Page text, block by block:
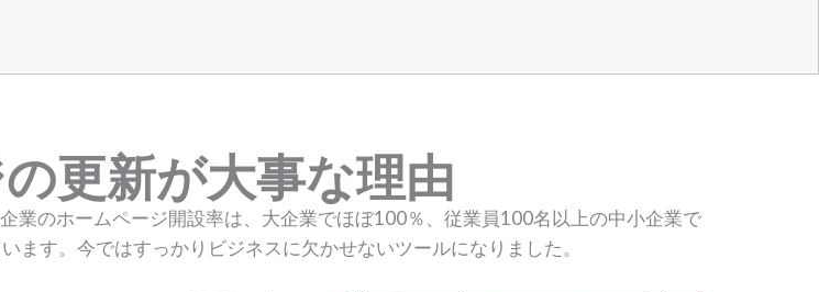
更新が大事な理由
業のホームページ開設率は、大企業でほぼ100％、従業員100名以上の中小企業で
す。今ではすっかりビジネスに欠かせないツールになりました。